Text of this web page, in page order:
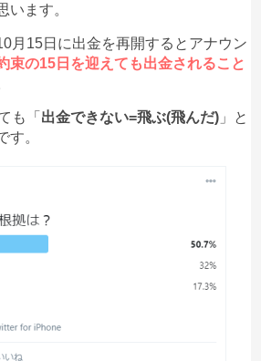
います。
月15日に出金を再開するとアナウン
束の15日を迎えても出金されること
も「 出金できない=飛ぶ(飛んだ) 」と
す。